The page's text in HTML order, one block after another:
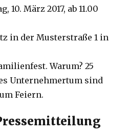
10. März 2017, ab 11.00
in der Musterstraße 1 in
Warum? 25
Unternehmertum sind
Feiern.